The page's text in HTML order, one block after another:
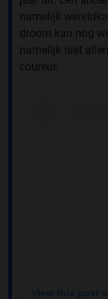
namelijk
droom kan nog
namelijk niet
coureur.
View this post